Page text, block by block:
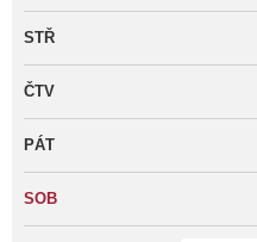
STŘ
ČTV
PÁT
SOB